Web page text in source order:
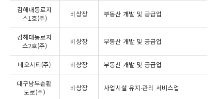
김해대동로지
스1호(주)
비상장 부동산 개발 및 공급업
김해대동로지
스2호(주)
비상장 부동산 개발 및 공급업
네오시티(주) 비상장 부동산 개발 및 공급업
대구남부순환
도로(주)
비상장 사업시설 유지∙관리 서비스업